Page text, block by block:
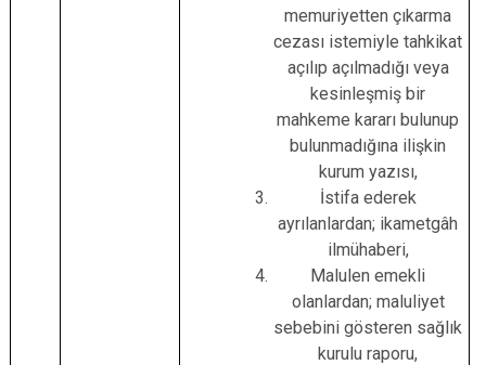
memuriyetten çıkarma
cezası istemiyle tahkikat
açılıp açılmadığı veya
kesinleşmiş bir
mahkeme kararı bulunup
bulunmadığına ilişkin
kurum yazısı,
İstifa ederek
ayrılanlardan; ikametgâh
ilmühaberi,
Malulen emekli
olanlardan; maluliyet
sebebini gösteren sağlık
kurulu raporu,